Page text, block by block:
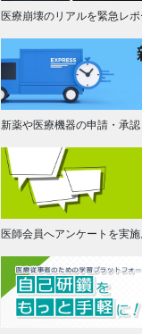
医療崩壊のリアルを緊急レポ
新薬や医療機器の申請・承認
医師会員へアンケートを実